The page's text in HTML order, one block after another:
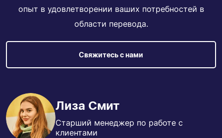
опыт в удовлетворении ваших потребностей в
области перевода.
Свяжитесь с нами
Лиза Смит
Старший менеджер по работе с
клиентами